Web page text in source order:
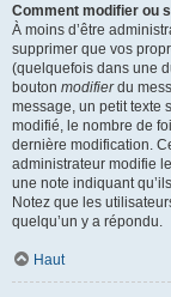
Comment modifier ou
À moins d’être
supprimer que vos
(quelquefois dans une
bouton modifierdu
message, un petit texte
modifié, le nombre de
dernière modification.
administrateur modifie
une note indiquant
Notez que les
quelqu’un y a répondu.
Haut